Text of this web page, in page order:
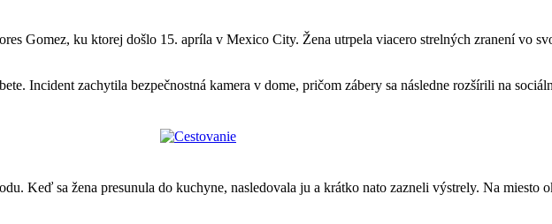
Gomez, ku ktorej došlo 15. apríla v Mexico City. Žena utrpela viacero strelných zranení vo
Incident zachytila bezpečnostná kamera v dome, pričom zábery sa následne rozšírili na
Keď sa žena presunula do kuchyne, nasledovala ju a krátko nato zazneli výstrely. Na miesto